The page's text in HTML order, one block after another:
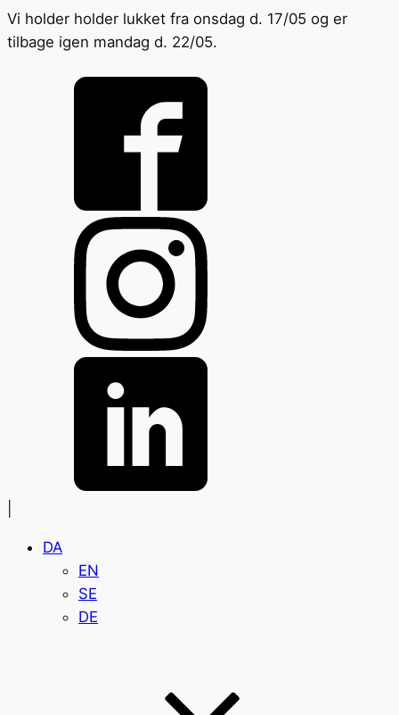
Vi holder holder lukket fra onsdag d. 17/05 og er
tilbage igen mandag d. 22/05.
DA
EN
SE
DE